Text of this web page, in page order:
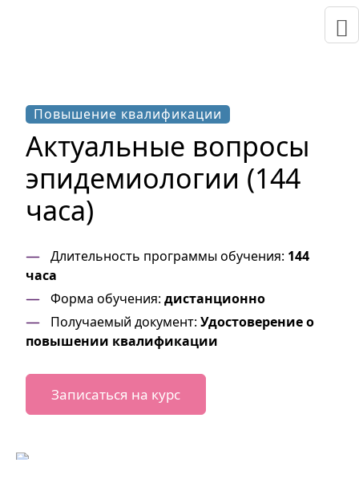
Повышение квалификации
Актуальные вопросы
эпидемиологии (144
часа)
Длительность программы обучения: 144
часа
Форма обучения: дистанционно
Получаемый документ: Удостоверение о
повышении квалификации
Записаться на курс